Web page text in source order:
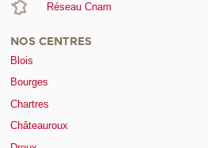
Réseau Cnam
NOS CENTRES
Blois
Bourges
Chartres
Châteauroux